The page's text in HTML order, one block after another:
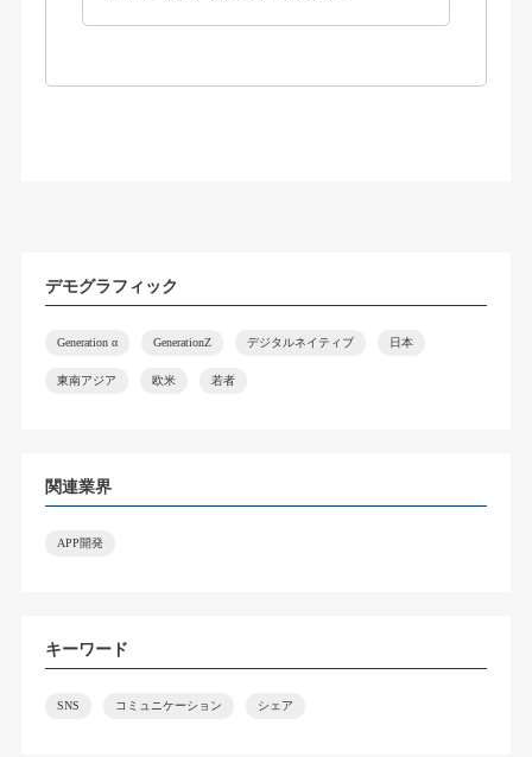
デモグラフィック
Generation α GenerationZ デジタルネイティブ 日本
東南アジア 欧米 若者
関連業界
APP開発
キーワード
SNS コミュニケーション シェア